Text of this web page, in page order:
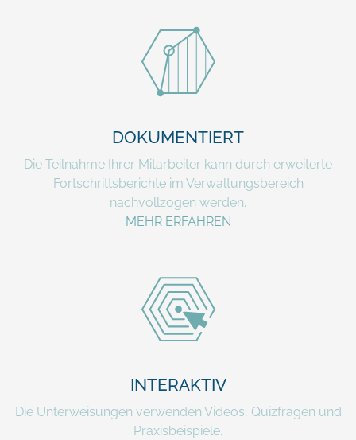
DOKUMENTIERT
Die Teilnahme Ihrer Mitarbeiter kann durch erweiterte
Fortschrittsberichte im Verwaltungsbereich
nachvollzogen werden.
MEHR ERFAHREN
INTERAKTIV
Die Unterweisungen verwenden Videos, Quizfragen und
Praxisbeispiele.